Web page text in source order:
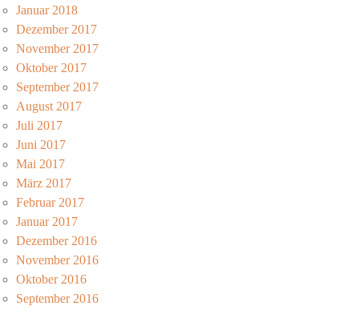
Januar 2018
Dezember 2017
November 2017
Oktober 2017
September 2017
August 2017
Juli 2017
Juni 2017
Mai 2017
März 2017
Februar 2017
Januar 2017
Dezember 2016
November 2016
Oktober 2016
September 2016